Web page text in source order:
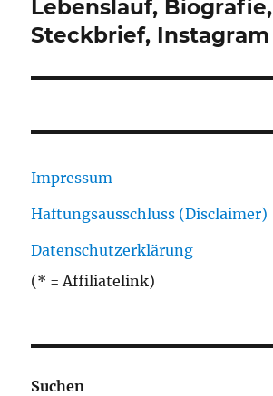
Lebenslauf, Biografie,
Steckbrief, Instagram
Impressum
Haftungsausschluss (Disclaimer)
Datenschutzerklärung
(* = Affiliatelink)
Suchen